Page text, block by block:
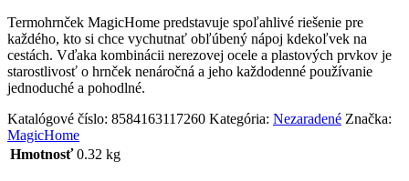
Termohrnček MagicHome predstavuje spoľahlivé riešenie pre
každého, kto si chce vychutnať obľúbený nápoj kdekoľvek na
cestách. Vďaka kombinácii nerezovej ocele a plastových prvkov je
starostlivosť o hrnček nenáročná a jeho každodenné používanie
jednoduché a pohodlné.
Katalógové číslo: 8584163117260 Kategória: Nezaradené Značka:
MagicHome
Hmotnosť 0.32 kg